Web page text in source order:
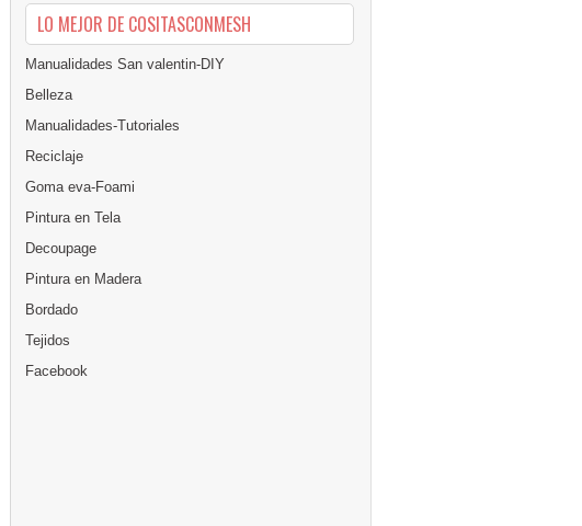
LO MEJOR DE COSITASCONMESH
Manualidades San valentin-DIY
Belleza
Manualidades-Tutoriales
Reciclaje
Goma eva-Foami
Pintura en Tela
Decoupage
Pintura en Madera
Bordado
Tejidos
Facebook